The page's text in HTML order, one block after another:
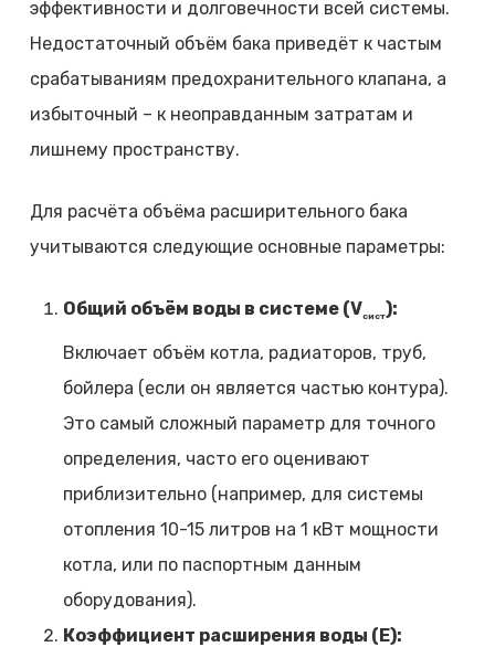
эффективности и долговечности всей системы.
Недостаточный объём бака приведёт к частым
срабатываниям предохранительного клапана, а
избыточный – к неоправданным затратам и
лишнему пространству.
Для расчёта объёма расширительного бака
учитываются следующие основные параметры:
Общий объём воды в системе (Vсист):
Включает объём котла, радиаторов, труб,
бойлера (если он является частью контура).
Это самый сложный параметр для точного
определения, часто его оценивают
приблизительно (например, для системы
отопления 10-15 литров на 1 кВт мощности
котла, или по паспортным данным
оборудования).
Коэффициент расширения воды (E):